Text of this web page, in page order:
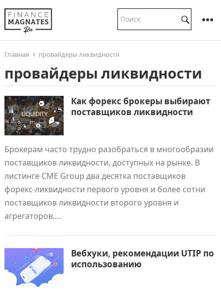
Главная провайдеры ликвидности
провайдеры ликвидности
Как форекс брокеры выбирают
поставщиков ликвидности
Брокерам часто трудно разобраться в многообразии
поставщиков ликвидности, доступных на рынке. В
листинге CME Group два десятка поставщиков
форекс-ликвидности первого уровня и более сотни
поставщиков ликвидности второго уровня и
агрегаторов.…
Вебхуки, рекомендации UTIP по
использованию